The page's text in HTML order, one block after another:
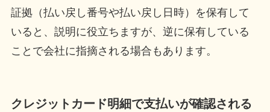
証拠（払い戻し番号や払い戻し日時）を保有して
いると、説明に役立ちますが、逆に保有している
ことで会社に指摘される場合もあります。
クレジットカード明細で支払いが確認される